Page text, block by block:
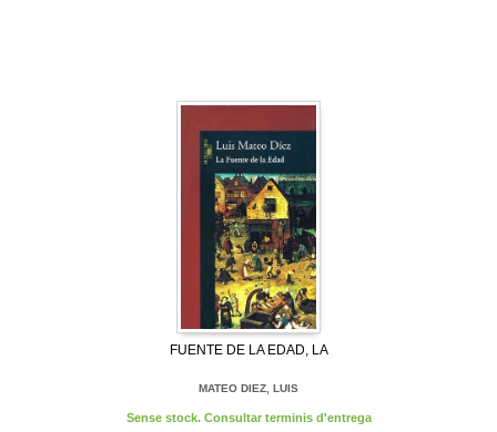
FUENTE DE LA EDAD, LA
MATEO DIEZ, LUIS
Sense stock. Consultar terminis d'entrega